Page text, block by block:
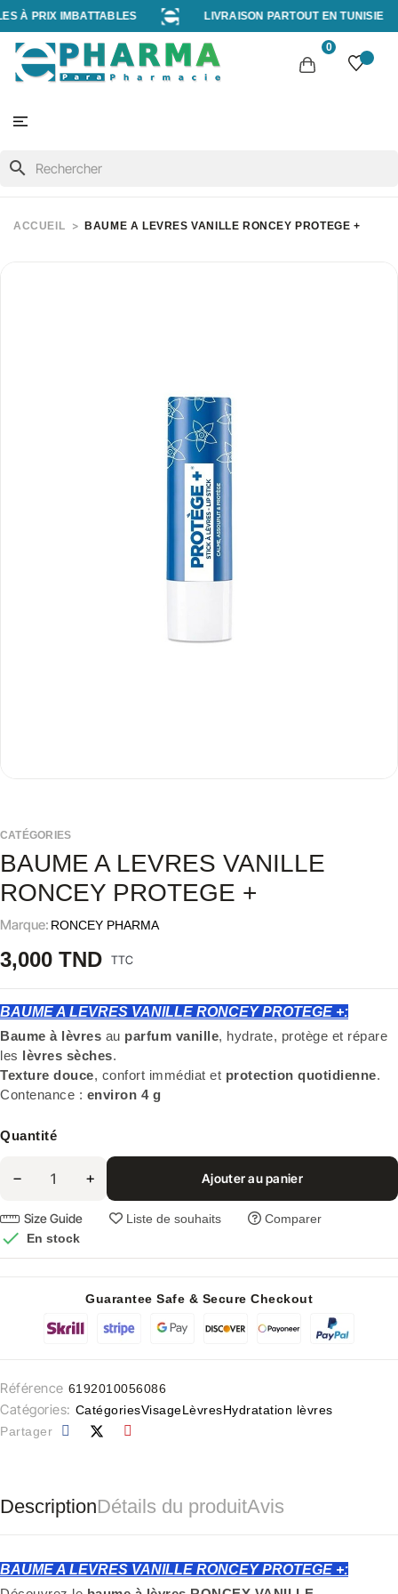
À PRIX IMBATTABLES LIVRAISON PARTOUT EN TUNISIE
0
search
ACCUEIL BAUME A LEVRES VANILLE RONCEY PROTEGE +
CATÉGORIES
BAUME A LEVRES VANILLE
RONCEY PROTEGE +
Marque: RONCEY PHARMA
3,000 TND TTC
BAUME A LEVRES VANILLE RONCEY PROTEGE +:
Baume à lèvres au parfum vanille, hydrate, protège et répare
les lèvres sèches.
Texture douce, confort immédiat et protection quotidienne.
Contenance : environ 4 g
Quantité
Ajouter au panier
Size Guide Liste de souhaits Comparer
 En stock
Guarantee Safe & Secure Checkout
Référence 6192010056086
Catégories: CatégoriesVisageLèvresHydratation lèvres
Partager
DescriptionDétails du produitAvis
BAUME A LEVRES VANILLE RONCEY PROTEGE +: